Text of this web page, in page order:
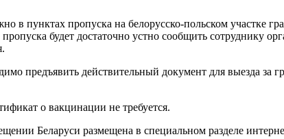
в пунктах пропуска на белорусско-польском
будет достаточно устно сообщить сотруднику
предъявить действительный документ для выезда
о вакцинации не требуется.
Беларуси размещена в специальном разделе